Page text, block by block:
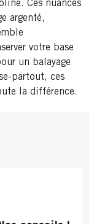
Ces nuances
argenté,
votre base
un balayage
partout, ces
la différence.